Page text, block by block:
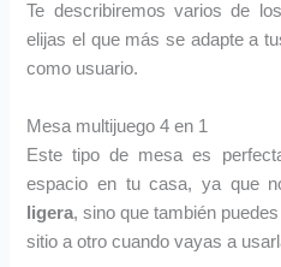
Te describiremos varios de
elijas el que más se adapte a
como usuario.
Mesa multijuego 4 en 1
Este tipo de mesa es
espacio en tu casa, ya que
ligera, sino que también puedes
sitio a otro cuando vayas a